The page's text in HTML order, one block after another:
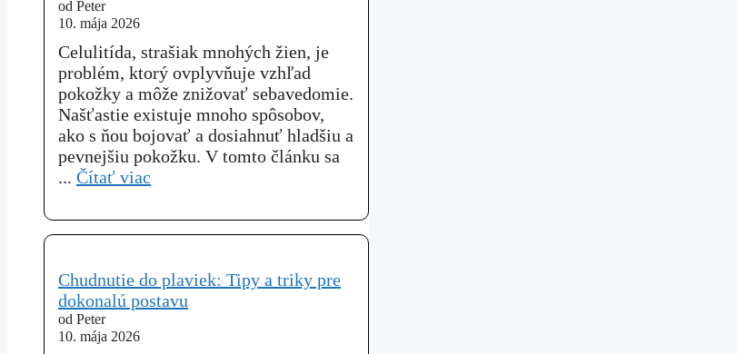
od Peter
10. mája 2026
Celulitída, strašiak mnohých žien, je
problém, ktorý ovplyvňuje vzhľad
pokožky a môže znižovať sebavedomie.
Našťastie existuje mnoho spôsobov,
ako s ňou bojovať a dosiahnuť hladšiu a
pevnejšiu pokožku. V tomto článku sa
... Čítať viac
Chudnutie do plaviek: Tipy a triky pre
dokonalú postavu
od Peter
10. mája 2026